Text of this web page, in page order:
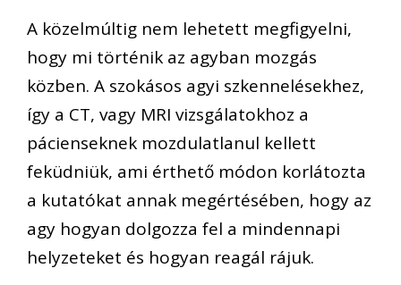
A közelmúltig nem lehetett megfigyelni,
hogy mi történik az agyban mozgás
közben. A szokásos agyi szkennelésekhez,
így a CT, vagy MRI vizsgálatokhoz a
pácienseknek mozdulatlanul kellett
feküdniük, ami érthető módon korlátozta
a kutatókat annak megértésében, hogy az
agy hogyan dolgozza fel a mindennapi
helyzeteket és hogyan reagál rájuk.